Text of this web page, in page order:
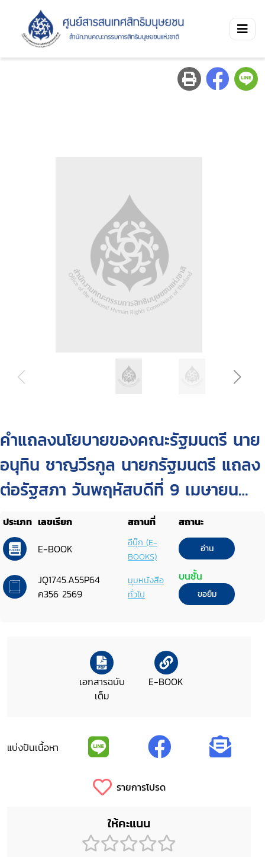
คำแถลงนโยบายของคณะรัฐมนตรี นาย
อนุทิน ชาญวีรกูล นายกรัฐมนตรี แถลง
ต่อรัฐสภา วันพฤหัสบดีที่ 9 เมษายน
2569
ประเภท เลขเรียก สถานที่
สถานะ
E-BOOK
อีบุ๊ก (E-
BOOKS)
อ่าน
JQ1745.A55P64
ค356 2569
มุมหนังสือ
ทั่วไป
บนชั้น
ขอยืม
เอกสารฉบับ
เต็ม
E-BOOK
แบ่งปันเนื้อหา
รายการโปรด
ให้คะแนน